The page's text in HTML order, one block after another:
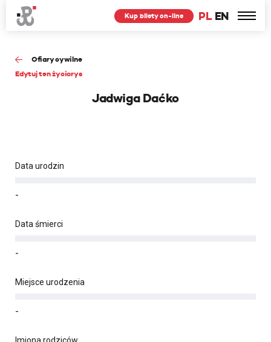
PL EN
Kup bilety on-line
Ofiary cywilne
Edytuj ten życiorys
Jadwiga Daćko
Data urodzin
-
Data śmierci
-
Miejsce urodzenia
-